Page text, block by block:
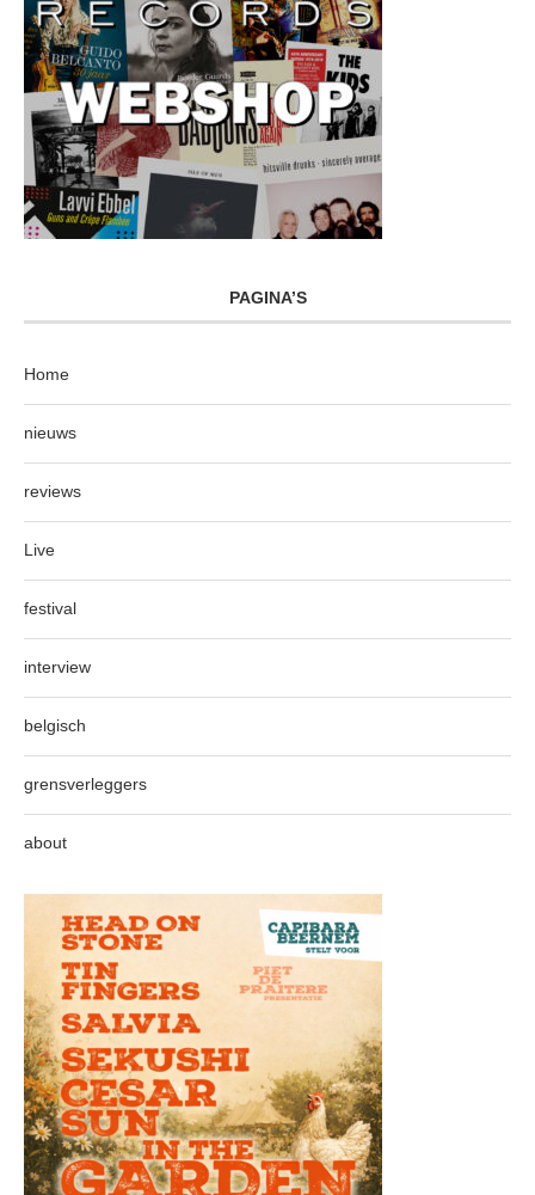
PAGINA’S
Home
nieuws
reviews
Live
festival
interview
belgisch
grensverleggers
about